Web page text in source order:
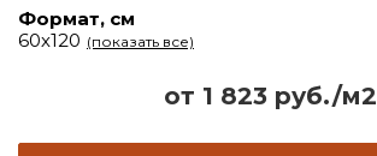
от 1 823 руб./м2
Формат, см
60х120 (показать все)